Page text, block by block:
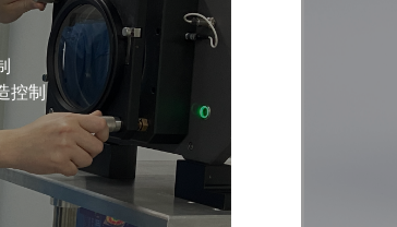
控制